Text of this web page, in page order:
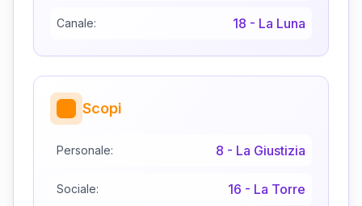
Canale: 18 - La Luna
Scopi
Personale: 8 - La Giustizia
Sociale: 16 - La Torre